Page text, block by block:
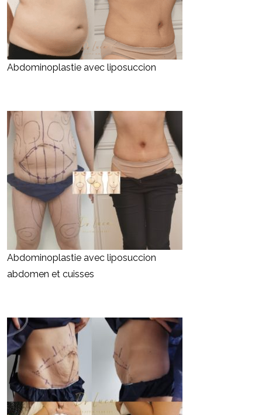
Abdominoplastie avec liposuccion
Abdominoplastie avec liposuccion
abdomen et cuisses